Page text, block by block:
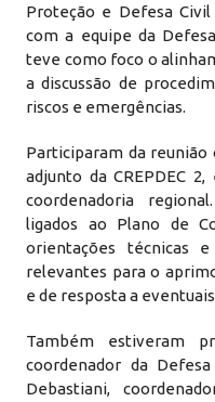
Proteção e Defesa Civil
com a equipe da
teve como foco o
a discussão de
riscos e emergências.
Participaram da
adjunto da CREPDEC
coordenadoria
ligados ao Plano de
orientações técnicas
relevantes para o
e de resposta a
Também estiveram
coordenador da
Debastiani,